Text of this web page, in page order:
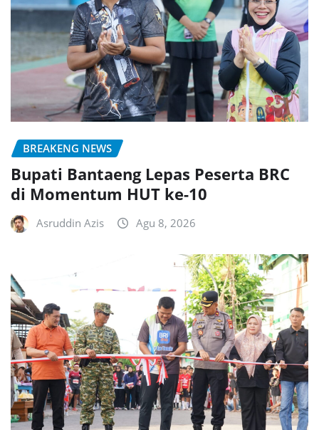
BREAKENG NEWS
Bupati Bantaeng Lepas Peserta BRC
di Momentum HUT ke-10
Asruddin Azis Agu 8, 2026